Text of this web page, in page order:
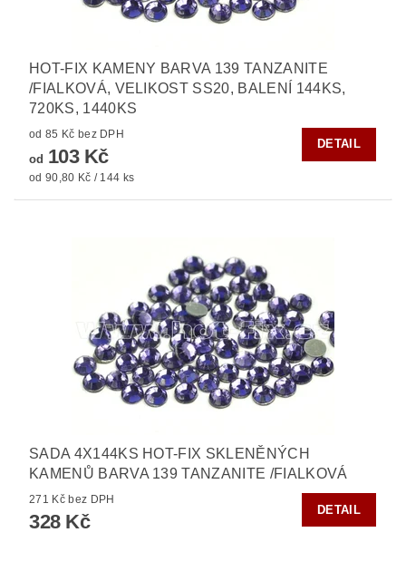
HOT-FIX KAMENY BARVA 139 TANZANITE
/FIALKOVÁ, VELIKOST SS20, BALENÍ 144KS,
720KS, 1440KS
od 85 Kč bez DPH
od 103 Kč
od 90,80 Kč / 144 ks
DETAIL
SADA 4X144KS HOT-FIX SKLENĚNÝCH
KAMENŮ BARVA 139 TANZANITE /FIALKOVÁ
271 Kč bez DPH
328 Kč
DETAIL